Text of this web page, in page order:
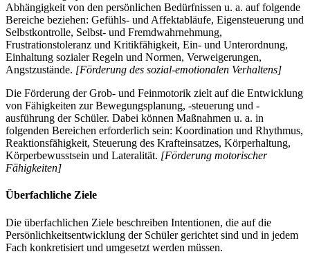
Abhängigkeit von den persönlichen Bedürfnissen u. a. auf folgende
Bereiche beziehen: Gefühls- und Affektabläufe, Eigensteuerung und
Selbstkontrolle, Selbst- und Fremdwahrnehmung,
Frustrationstoleranz und Kritikfähigkeit, Ein- und Unterordnung,
Einhaltung sozialer Regeln und Normen, Verweigerungen,
Angstzustände. [Förderung des sozial-emotionalen Verhaltens]
Die Förderung der Grob- und Feinmotorik zielt auf die Entwicklung
von Fähigkeiten zur Bewegungsplanung, -steuerung und -
ausführung der Schüler. Dabei können Maßnahmen u. a. in
folgenden Bereichen erforderlich sein: Koordination und Rhythmus,
Reaktionsfähigkeit, Steuerung des Krafteinsatzes, Körperhaltung,
Körperbewusstsein und Lateralität. [Förderung motorischer
Fähigkeiten]
Überfachliche Ziele
Die überfachlichen Ziele beschreiben Intentionen, die auf die
Persönlichkeitsentwicklung der Schüler gerichtet sind und in jedem
Fach konkretisiert und umgesetzt werden müssen.